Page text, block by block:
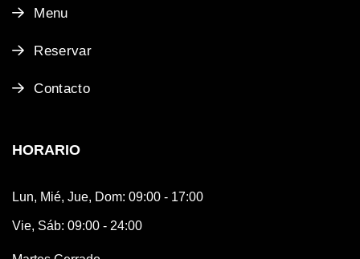
Menu
Reservar
Contacto
HORARIO
Lun, Mié, Jue, Dom: 09:00 - 17:00
Vie, Sáb: 09:00 - 24:00